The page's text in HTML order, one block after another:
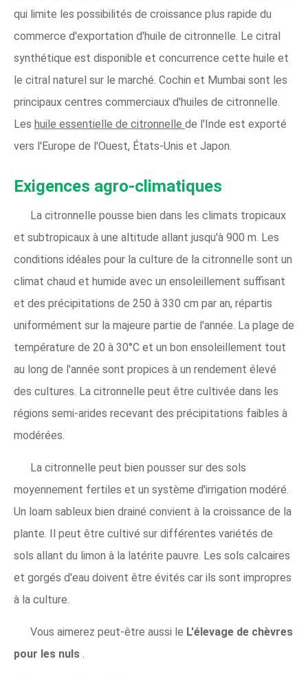
qui limite les possibilités de croissance plus rapide du
commerce d'exportation d'huile de citronnelle. Le citral
synthétique est disponible et concurrence cette huile et
le citral naturel sur le marché. Cochin et Mumbai sont les
principaux centres commerciaux d'huiles de citronnelle.
Les huile essentielle de citronnelle de l'Inde est exporté
vers l'Europe de l'Ouest, États-Unis et Japon.
Exigences agro-climatiques
La citronnelle pousse bien dans les climats tropicaux
et subtropicaux à une altitude allant jusqu'à 900 m. Les
conditions idéales pour la culture de la citronnelle sont un
climat chaud et humide avec un ensoleillement suffisant
et des précipitations de 250 à 330 cm par an, répartis
uniformément sur la majeure partie de l'année. La plage de
température de 20 à 30°C et un bon ensoleillement tout
au long de l'année sont propices à un rendement élevé
des cultures. La citronnelle peut être cultivée dans les
régions semi-arides recevant des précipitations faibles à
modérées.
La citronnelle peut bien pousser sur des sols
moyennement fertiles et un système d'irrigation modéré.
Un loam sableux bien drainé convient à la croissance de la
plante. Il peut être cultivé sur différentes variétés de
sols allant du limon à la latérite pauvre. Les sols calcaires
et gorgés d'eau doivent être évités car ils sont impropres
à la culture.
Vous aimerez peut-être aussi le L'élevage de chèvres
pour les nuls .